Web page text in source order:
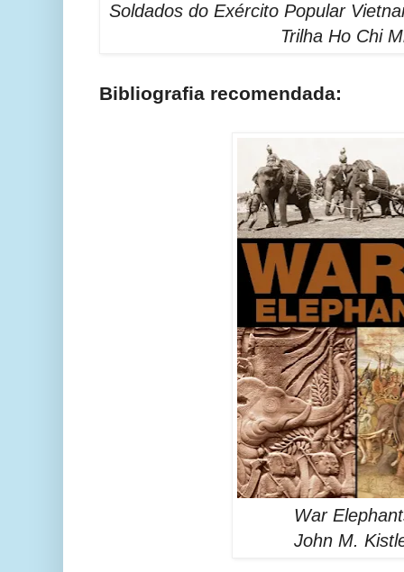
Soldados do Exército Popular
Trilha Ho Chi
Bibliografia recomendada:
War
John M.